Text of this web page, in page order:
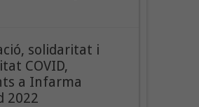
solidaritat i
COVID,
a Infarma
2022